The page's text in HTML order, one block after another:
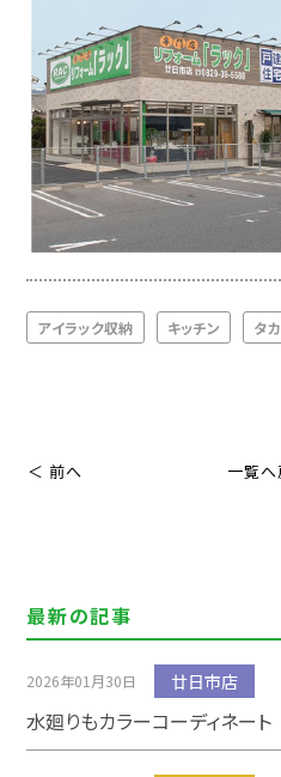
アイラック収納 キッチン タ
＜ 前へ 一覧へ
最新の記事
2026年01月30日 廿日市店
水廻りもカラーコーディネート